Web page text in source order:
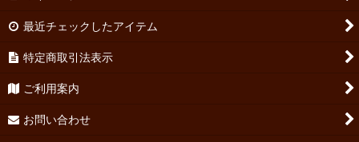
最近チェックしたアイテム
特定商取引法表示
ご利用案内
お問い合わせ